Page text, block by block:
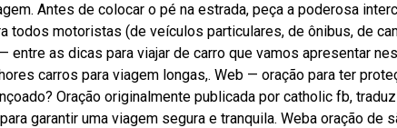
Antes de colocar o pé na estrada, peça a poderosa
todos motoristas (de veículos particulares, de ônibus, de
as dicas para viajar de carro que vamos apresentar
carros para viagem longas,. Web — oração para ter
Oração originalmente publicada por catholic fb,
garantir uma viagem segura e tranquila. Weba oração de